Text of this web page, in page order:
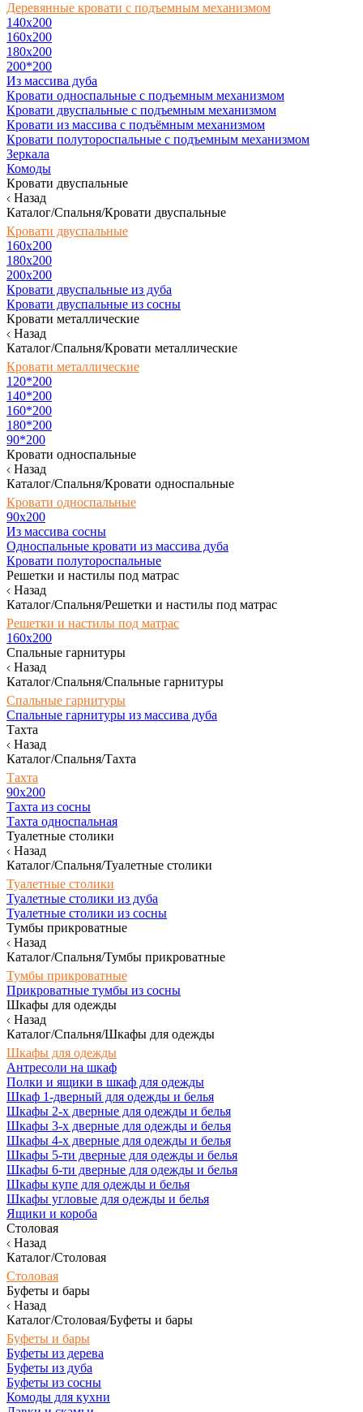
Деревянные кровати с подъемным механизмом
140x200
160х200
180х200
200*200
Из массива дуба
Кровати односпальные с подъемным механизмом
Кровати двуспальные с подъемным механизмом
Кровати из массива с подъёмным механизмом
Кровати полутороспальные с подъемным механизмом
Зеркала
Комоды
Кровати двуспальные
Назад
Каталог/Спальня/Кровати двуспальные
Кровати двуспальные
160х200
180x200
200x200
Кровати двуспальные из дуба
Кровати двуспальные из сосны
Кровати металлические
Назад
Каталог/Спальня/Кровати металлические
Кровати металлические
120*200
140*200
160*200
180*200
90*200
Кровати односпальные
Назад
Каталог/Спальня/Кровати односпальные
Кровати односпальные
90х200
Из массива сосны
Односпальные кровати из массива дуба
Кровати полутороспальные
Решетки и настилы под матрас
Назад
Каталог/Спальня/Решетки и настилы под матрас
Решетки и настилы под матрас
160х200
Спальные гарнитуры
Назад
Каталог/Спальня/Спальные гарнитуры
Спальные гарнитуры
Спальные гарнитуры из массива дуба
Тахта
Назад
Каталог/Спальня/Тахта
Тахта
90х200
Тахта из сосны
Тахта односпальная
Туалетные столики
Назад
Каталог/Спальня/Туалетные столики
Туалетные столики
Туалетные столики из дуба
Туалетные столики из сосны
Тумбы прикроватные
Назад
Каталог/Спальня/Тумбы прикроватные
Тумбы прикроватные
Прикроватные тумбы из сосны
Шкафы для одежды
Назад
Каталог/Спальня/Шкафы для одежды
Шкафы для одежды
Антресоли на шкаф
Полки и ящики в шкаф для одежды
Шкаф 1-дверный для одежды и белья
Шкафы 2-х дверные для одежды и белья
Шкафы 3-х дверные для одежды и белья
Шкафы 4-х дверные для одежды и белья
Шкафы 5-ти дверные для одежды и белья
Шкафы 6-ти дверные для одежды и белья
Шкафы купе для одежды и белья
Шкафы угловые для одежды и белья
Ящики и короба
Столовая
Назад
Каталог/Столовая
Столовая
Буфеты и бары
Назад
Каталог/Столовая/Буфеты и бары
Буфеты и бары
Буфеты из дерева
Буфеты из дуба
Буфеты из сосны
Комоды для кухни